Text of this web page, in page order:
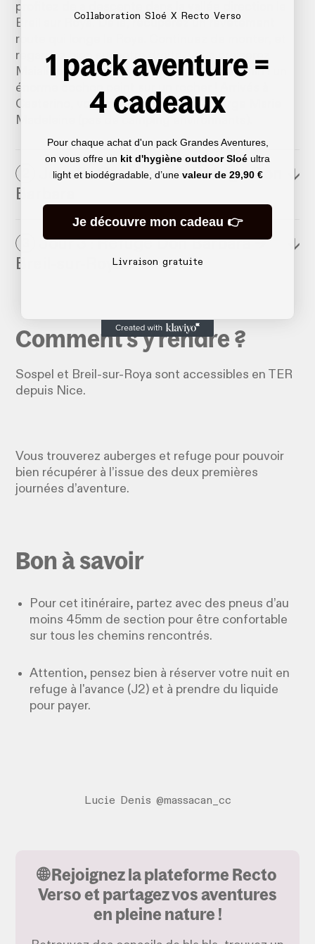
profitez de a descente dans la vallée direction le
Breil sur Roya. De là, récupérez un revêtement
route qui longe la Roya. Continuez de monter, et
regardez bien sur votre droite, vous croiserez
Maialino la mascotte des gorges du Paganin : un
énorme cochon peint sur un rocher ! Arrivés à
Casterino, vous pourrez loger à l'Auberge Marie
Madeleine (pas de camping environnants).
Jour 2 : Casterino → Refuge Don
Barbara
↓
Jour 3 : Refuge Don Barbara →
Breil-sur-Roya
↓
Comment s'y rendre ?
Sospel et Breil-sur-Roya sont accessibles en TER
depuis Nice.
Vous trouverez auberges et refuge pour pouvoir
bien récupérer à l’issue des deux premières
journées d’aventure.
Bon à savoir
Pour cet itinéraire, partez avec des pneus d’au
moins 45mm de section pour être confortable
sur tous les chemins rencontrés.
Attention, pensez bien à réserver votre nuit en
refuge à l'avance (J2) et à prendre du liquide
pour payer.
Lucie Denis @massacan_cc
🌐 Rejoignez la plateforme Recto
Verso et partagez vos aventures
en pleine nature !
Collaboration Sloé X Recto Verso
1 pack aventure =
4 cadeaux
Pour chaque achat d'un pack Grandes Aventures,
on vous offre un kit d'hygiène outdoor Sloé ultra
light et biodégradable, d’une valeur de 29,90 €
Je découvre mon cadeau 👉
Livraison gratuite